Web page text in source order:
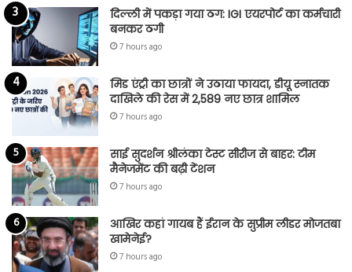
दिल्ली में पकड़ा गया ठग: IGI एयरपोर्ट का कर्मचारी
बनकर ठगी
7 hours ago
मिड एंट्री का छात्रों ने उठाया फायदा, डीयू स्नातक
दाखिले की रेस में 2,589 नए छात्र शामिल
7 hours ago
साई सुदर्शन श्रीलंका टेस्ट सीरीज से बाहर: टीम
मैनेजमेंट की बढ़ी टेंशन
7 hours ago
आखिर कहां गायब हैं ईरान के सुप्रीम लीडर मोजतबा
खामेनेई?
7 hours ago